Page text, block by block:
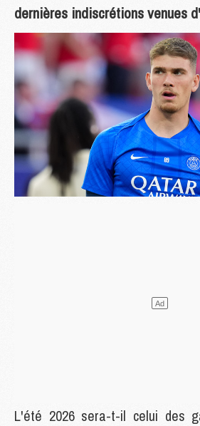
dernières indiscrétions venues
L'été 2026 sera-t-il celui des